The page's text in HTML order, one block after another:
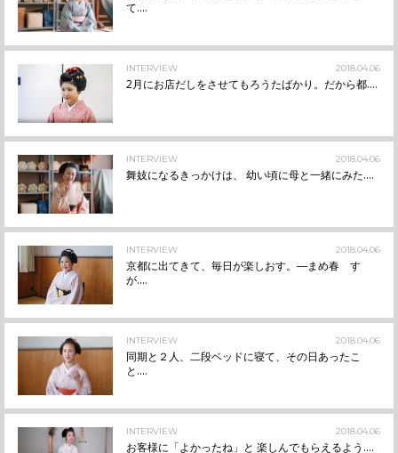
て....
INTERVIEW 2018.04.06
2月にお店だしをさせてもろうたばかり。だから都....
INTERVIEW 2018.04.06
舞妓になるきっかけは、 幼い頃に母と一緒にみた....
INTERVIEW 2018.04.06
京都に出てきて、毎日が楽しおす。―まめ春 す
が....
INTERVIEW 2018.04.06
同期と２人、二段ベッドに寝て、その日あったこ
と....
INTERVIEW 2018.04.06
お客様に「よかったね」と 楽しんでもらえるよう....